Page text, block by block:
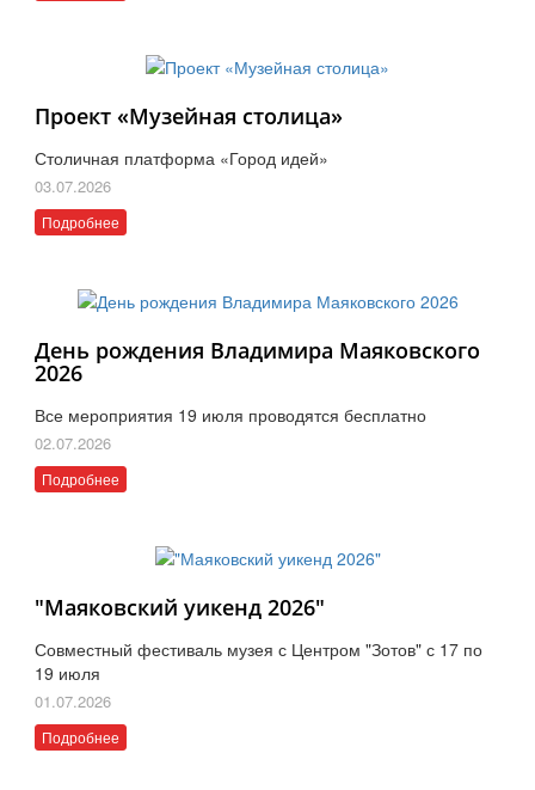
Проект «Музейная столица»
Столичная платформа «Город идей»
03.07.2026
Подробнее
День рождения Владимира Маяковского
2026
Все мероприятия 19 июля проводятся бесплатно
02.07.2026
Подробнее
"Маяковский уикенд 2026"
Совместный фестиваль музея с Центром "Зотов" с 17 по
19 июля
01.07.2026
Подробнее